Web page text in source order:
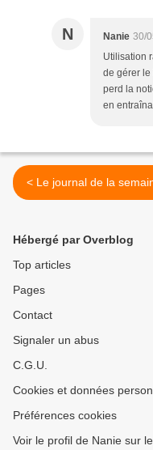
N Nanie 30/
Utilisation
de gérer le
perd la
en
< Le journal de la
Hébergé par Overblog
Top articles
Pages
Contact
Signaler un abus
C.G.U.
Cookies et données
Préférences cookies
Voir le profil de Nanie sur